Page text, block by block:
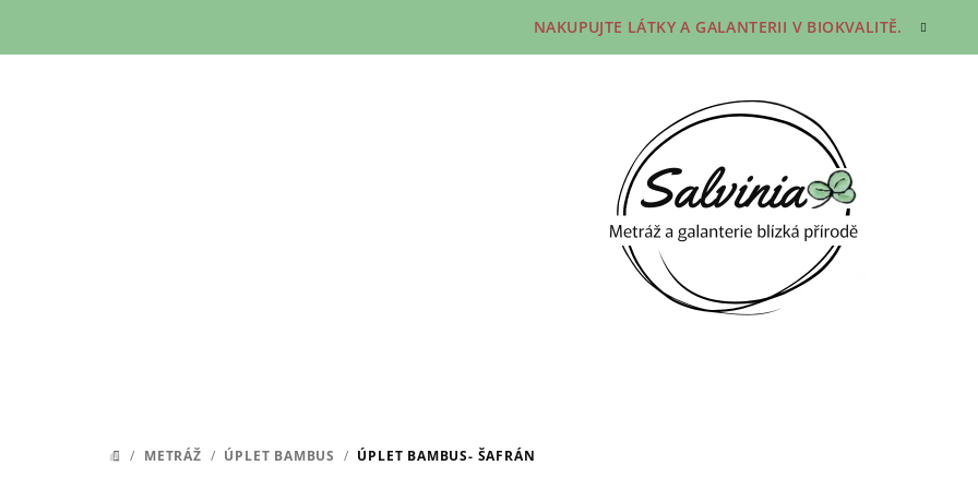
NAKUPUJTE LÁTKY A GALANTERII V BIOKVALITĚ.
DOMŮ
/ METRÁŽ / ÚPLET BAMBUS / ÚPLET BAMBUS- ŠAFRÁN